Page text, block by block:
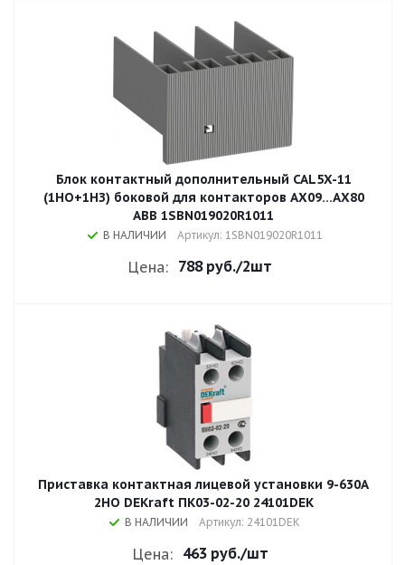
Блок контактный дополнительный CAL5X-11
(1НО+1НЗ) боковой для контакторов AX09…AX80
ABB 1SBN019020R1011
В НАЛИЧИИ Артикул: 1SBN019020R1011
Цена: 788 руб./2шт
Приставка контактная лицевой установки 9-630A
2НО DEKraft ПК03-02-20 24101DEK
В НАЛИЧИИ Артикул: 24101DEK
Цена: 463 руб./шт